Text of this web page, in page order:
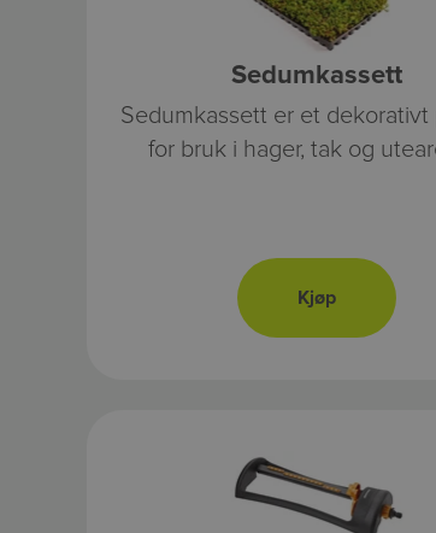
Sedumkassett
Sedumkassett er et dekorativt
for bruk i hager, tak og